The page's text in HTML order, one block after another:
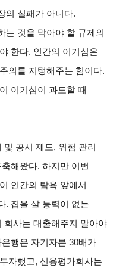
의 실패가 아니다.
는 것을 막아야 할 규제의
한다. 인간의 이기심은
의를 지탱해주는 힘이다.
이기심이 과도할 때
공시 제도, 위험 관리
해왔다. 하지만 이번
인간의 탐욕 앞에서
. 집을 살 능력이 없는
회사는 대출해주지 말아야
행은 자기자본 30배가
자했고, 신용평가회사는